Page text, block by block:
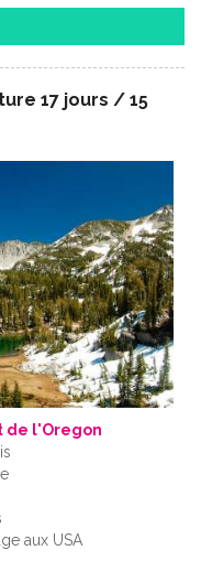
17 jours / 15
de l'Oregon
aux USA